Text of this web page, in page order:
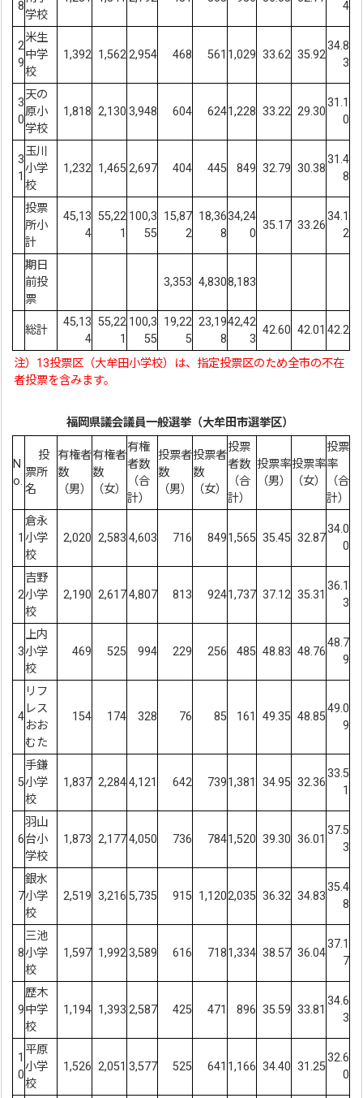
8
学校
4
2
9
米生
中学
校
1,392 1,562 2,954 468 561 1,029 33.62 35.92
34.8
3
3
0
天の
原小
学校
1,818 2,130 3,948 604 6241,228 33.22 29.30
31.1
0
3
1
玉川
小学
校
1,232 1,465 2,697 404 445 849 32.79 30.38
31.4
8
投票
所小
計
45,13
4
55,22
1
100,3
55
15,87
2
18,36
8
34,24
0
35.17 33.26
34.1
2
期日
前投
票
3,353 4,8308,183
総計
45,13
4
55,22
1
100,3
55
19,22
5
23,19
8
42,42
3
42.60 42.01 42.2
注）13投票区（大牟田小学校）は、指定投票区のため全市の不在
者投票を含みます。
福岡県議会議員一般選挙（大牟田市選挙区）
N
o.
投
票所
名
有権者
数
（男）
有権者
数
（女）
有権
者数
（合
計）
投票者
数
（男）
投票者
数
（女）
投票
者数
（合
計）
投票率
（男）
投票率
（女）
投票
率
（合
計）
1
倉永
小学
校
2,020 2,583 4,603 716 8491,565 35.45 32.87
34.0
0
2
吉野
小学
校
2,190 2,617 4,807 813 9241,737 37.12 35.31
36.1
3
3
上内
小学
校
469 525 994 229 256 485 48.83 48.76
48.7
9
4
リフ
レス
おお
むた
154 174 328 76 85 161 49.35 48.85
49.0
9
5
手鎌
小学
校
1,837 2,284 4,121 642 7391,381 34.95 32.36
33.5
1
6
羽山
台小
学校
1,873 2,177 4,050 736 7841,520 39.30 36.01
37.5
3
7
銀水
小学
校
2,519 3,216 5,735 915 1,1202,035 36.32 34.83
35.4
8
8
三池
小学
校
1,597 1,992 3,589 616 7181,334 38.57 36.04
37.1
7
9
歴木
中学
校
1,194 1,393 2,587 425 471 896 35.59 33.81
34.6
3
1
0
平原
小学
校
1,526 2,051 3,577 525 641 1,166 34.40 31.25
32.6
0